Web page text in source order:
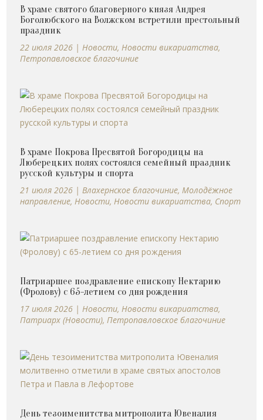
В храме святого благоверного князя Андрея
Боголюбского на Волжском встретили престольный
праздник
22 июля 2026 | Новости, Новости викариатства,
Петропавловское благочиние
В храме Покрова Пресвятой Богородицы на
Люберецких полях состоялся семейный праздник
русской культуры и спорта
21 июля 2026 | Влахернское благочиние, Молодёжное
направление, Новости, Новости викариатства, Спорт
Патриаршее поздравление епископу Нектарию
(Фролову) с 65-летием со дня рождения
17 июля 2026 | Новости, Новости викариатства,
Патриарх (Новости), Петропавловское благочиние
День тезоименитства митрополита Ювеналия